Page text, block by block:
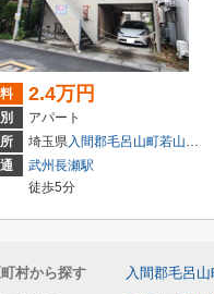
2.4万円
アパート
埼玉県入間郡毛呂山町若山１丁
武州長瀬駅
徒歩5分
村から探す 入間郡毛呂山